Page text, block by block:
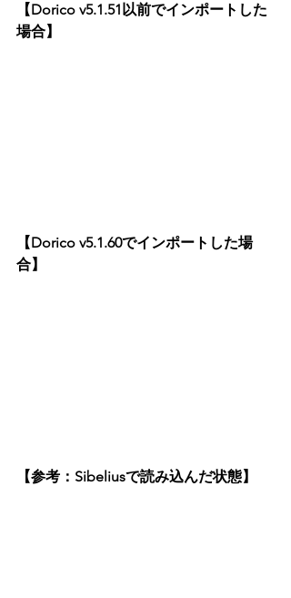
【Dorico v5.1.51以前でインポートした
場合】
【Dorico v5.1.60でインポートした場
合】
【参考：Sibeliusで読み込んだ状態】